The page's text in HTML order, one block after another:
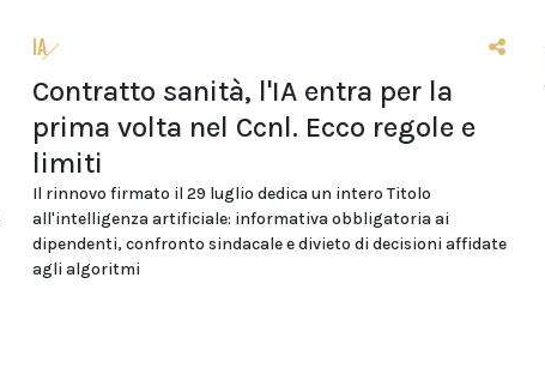
IA
Contratto sanità, l'IA entra per la
prima volta nel Ccnl. Ecco regole e
limiti
Il rinnovo firmato il 29 luglio dedica un intero Titolo
all'intelligenza artificiale: informativa obbligatoria ai
dipendenti, confronto sindacale e divieto di decisioni affidate
agli algoritmi